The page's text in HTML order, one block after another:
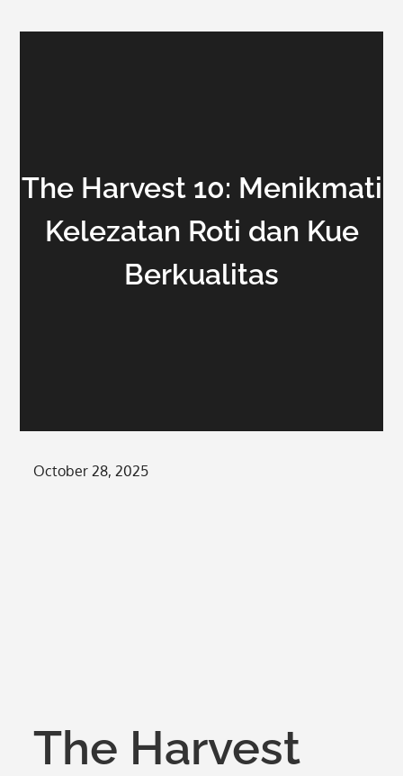
The Harvest 10: Menikmati
Kelezatan Roti dan Kue
Berkualitas
Posted
October 28, 2025
The Harvest